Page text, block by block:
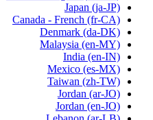
Japan (ja-JP)
Canada - French (fr-CA)
Denmark (da-DK)
Malaysia (en-MY)
India (en-IN)
Mexico (es-MX)
Taiwan (zh-TW)
Jordan (ar-JO)
Jordan (en-JO)